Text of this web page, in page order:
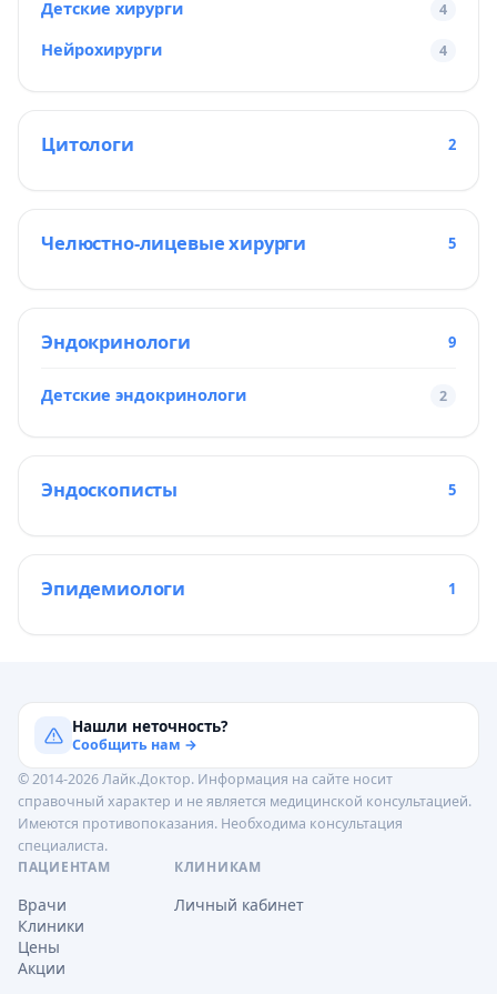
Детские хирурги 4
Нейрохирурги 4
Цитологи 2
Челюстно-лицевые хирурги 5
Эндокринологи 9
Детские эндокринологи 2
Эндоскописты 5
Эпидемиологи 1
Нашли неточность?
Сообщить нам →
© 2014-2026 Лайк.Доктор. Информация на сайте носит
справочный характер и не является медицинской консультацией.
Имеются противопоказания. Необходима консультация
специалиста.
ПАЦИЕНТАМ
Врачи
Клиники
Цены
Акции
КЛИНИКАМ
Личный кабинет